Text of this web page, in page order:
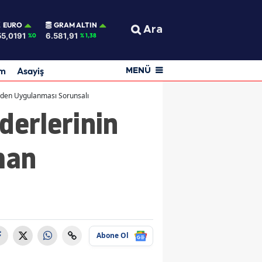
EURO
%0
GRAM ALTIN
6.581,91 % 1,38 Ara
Asayiş MENÜ
Uygulanması Sorunsalı
Abone Ol